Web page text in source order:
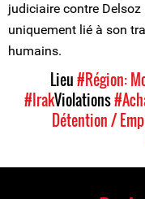
judiciaire contre
uniquement lié à son
humains.
Lieu#Région:
#IrakViolations
Détention /